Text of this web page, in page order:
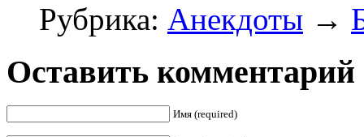
Рубрика: Анекдоты →
Оставить комментарий
Имя (required)